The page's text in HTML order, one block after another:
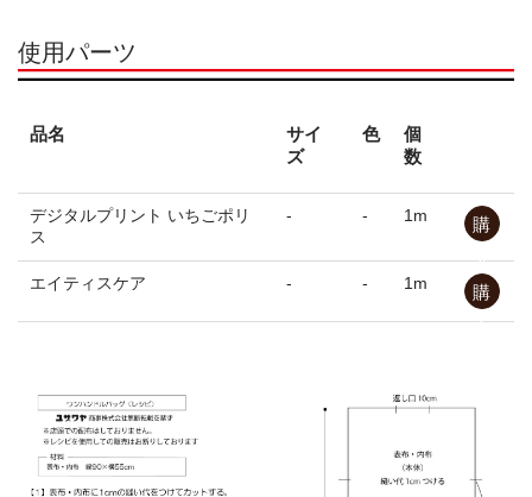
お問合せ
ユザワヤとは
公式SNS
プライバシーポリシー
ウェブチラシ
使用パーツ
品名
サイ
ズ
色
個
数
デジタルプリント いちごポリ
ス
- - 1m
購
入
エイティスケア - - 1m
購
入